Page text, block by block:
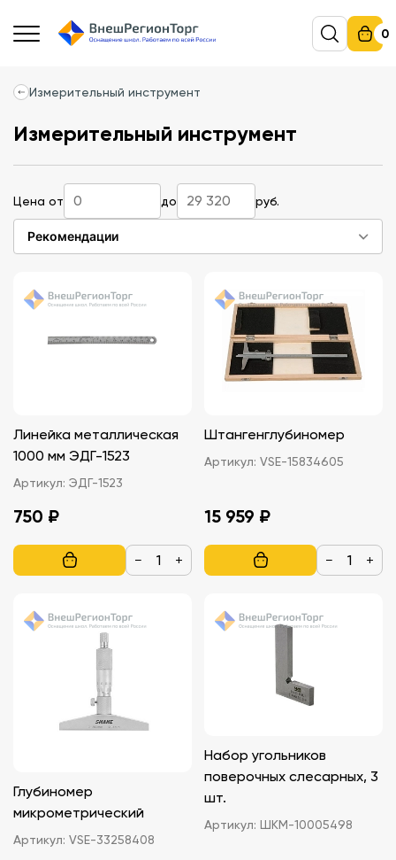
0
Измерительный инструмент
Измерительный инструмент
Цена от до руб.
Рекомендации
Линейка металлическая
1000 мм ЭДГ-1523
Артикул: ЭДГ-1523
750 ₽
− +
Штангенглубиномер
Артикул: VSE-15834605
15 959 ₽
− +
Глубиномер
микрометрический
Артикул: VSE-33258408
Набор угольников
поверочных слесарных, 3
шт.
Артикул: ШКМ-10005498